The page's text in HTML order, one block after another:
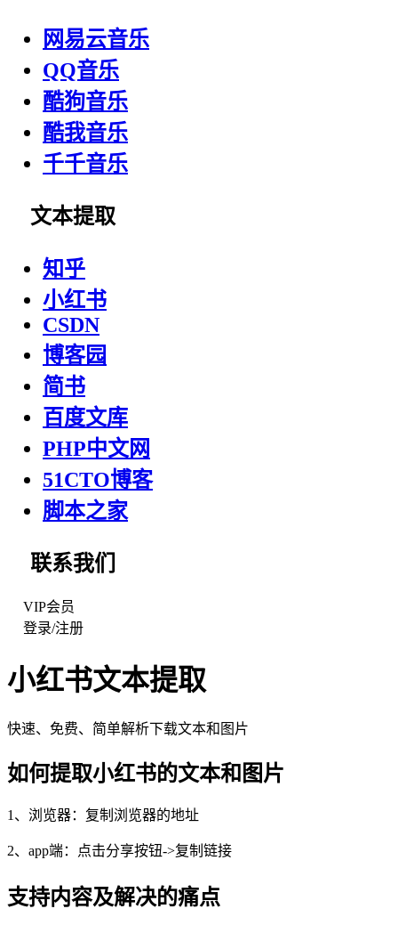
网易云音乐
QQ音乐
酷狗音乐
酷我音乐
千千音乐
文本提取
知乎
小红书
CSDN
博客园
简书
百度文库
PHP中文网
51CTO博客
脚本之家
联系我们
VIP会员
登录/注册
小红书文本提取
快速、免费、简单解析下载文本和图片
如何提取小红书的文本和图片
1、浏览器：复制浏览器的地址
2、app端：点击分享按钮->复制链接
支持内容及解决的痛点